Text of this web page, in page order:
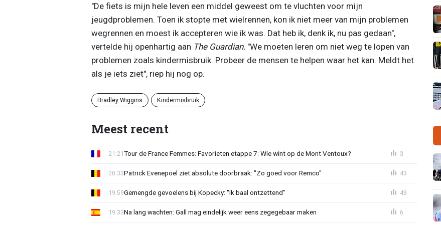
"De fiets is mijn hele leven een middel geweest om te vluchten voor mijn
jeugdproblemen. Toen ik stopte met wielrennen, kon ik niet meer van mijn problemen
wegrennen en moest ik accepteren wie ik was. Dat heb ik, denk ik, nu pas gedaan",
vertelde hij openhartig aan The Guardian. "We moeten leren om niet weg te lopen van
problemen zoals kindermisbruik. Probeer de mensen te helpen waar het kan. Meldt het
als je iets ziet", riep hij nog op.
Bradley Wiggins Kindermisbruik
Meest recent
Tour de France Femmes: Favorieten etappe 7: Wie wint op de Mont Ventoux?
21:21 3
Patrick Evenepoel ziet absolute doorbraak: "Zo goed voor Remco"
20:33 43
Gemengde gevoelens bij Kopecky: "Ik baal ontzettend"
19:59 43
Na lang wachten: Gall mag eindelijk weer eens zegegebaar maken
19:33 6